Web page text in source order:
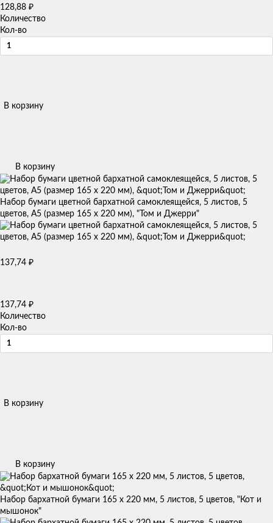
128,88 ₽
Количество
Кол-во
В корзину
В корзину
Набор бумаги цветной бархатной самоклеящейся, 5 листов, 5
цветов, А5 (размер 165 х 220 мм), "Том и Джерри"
137,74 ₽
137,74 ₽
Количество
Кол-во
В корзину
В корзину
Набор бархатной бумаги 165 х 220 мм, 5 листов, 5 цветов, "Кот и
мышонок"